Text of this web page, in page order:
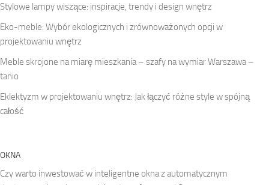
Stylowe lampy wiszące: inspiracje, trendy i design wnętrz
Eko-meble: Wybór ekologicznych i zrównoważonych opcji w
projektowaniu wnętrz
Meble skrojone na miarę mieszkania – szafy na wymiar Warszawa –
tanio
Eklektyzm w projektowaniu wnętrz: Jak łączyć różne style w spójną
całość
OKNA
Czy warto inwestować w inteligentne okna z automatycznym